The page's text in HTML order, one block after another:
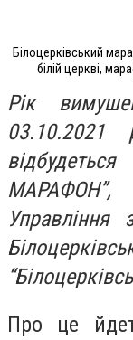
Білоцерківський
білій церкві,
Рік
МАРАФОН”,
Управління
Про це